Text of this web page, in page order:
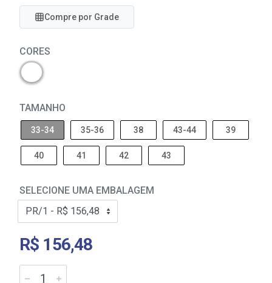
Compre por Grade
CORES
TAMANHO
33-34 35-36 38 43-44 39
40 41 42 43
SELECIONE UMA EMBALAGEM
R$ 156,48